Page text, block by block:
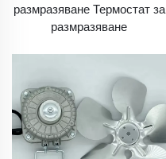
размразяване Термостат за
размразяване